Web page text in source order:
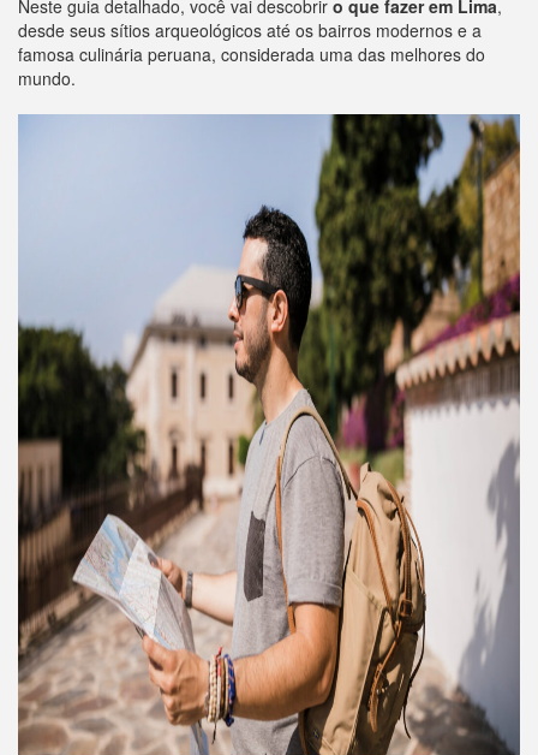
Neste guia detalhado, você vai descobrir o que fazer em Lima,
desde seus sítios arqueológicos até os bairros modernos e a
famosa culinária peruana, considerada uma das melhores do
mundo.